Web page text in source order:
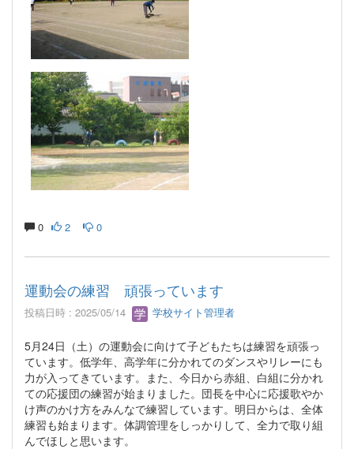
0 2 0
運動会の練習 頑張っています
投稿日時 : 2025/05/14 学校サイト管理者
5月24日（土）の運動会に向けて子どもたちは練習を頑張っ
ています。低学年、高学年に分かれてのダンスやリレーにも
力が入ってきています。また、今日から赤組、白組に分かれ
ての応援団の練習が始まりました。団長を中心に応援歌やか
け声のかけ方をみんなで練習しています。明日からは、全体
練習も始まります。体調管理をしっかりして、全力で取り組
んでほしと思います。